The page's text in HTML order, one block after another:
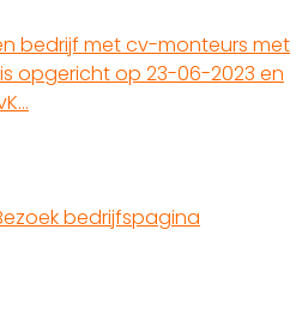
bedrijf met cv-monteurs met
opgericht op 23-06-2023 en
bedrijfspagina